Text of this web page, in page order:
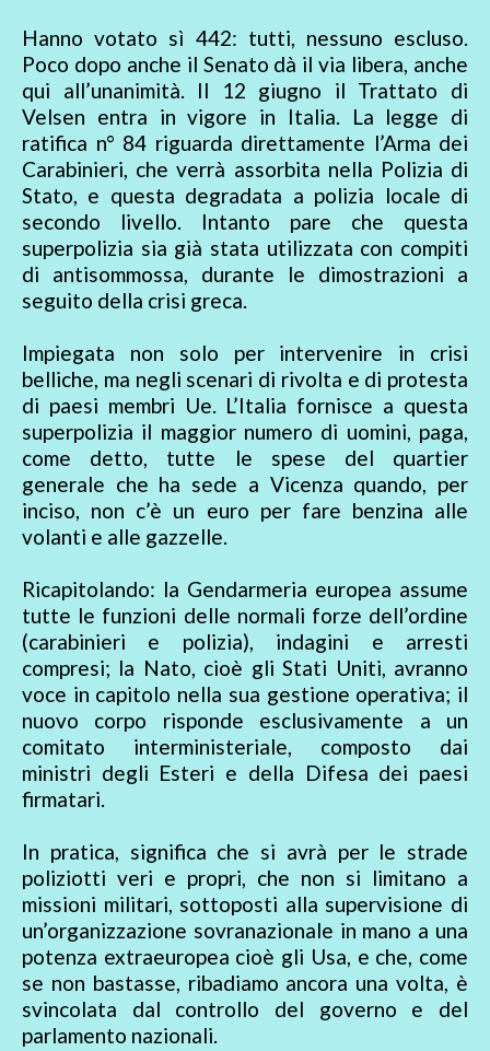
Hanno votato sì 442: tutti, nessuno escluso.
Poco dopo anche il Senato dà il via libera, anche
qui all’unanimità. Il 12 giugno il Trattato di
Velsen entra in vigore in Italia. La legge di
ratifica n° 84 riguarda direttamente l’Arma dei
Carabinieri, che verrà assorbita nella Polizia di
Stato, e questa degradata a polizia locale di
secondo livello. Intanto pare che questa
superpolizia sia già stata utilizzata con compiti
di antisommossa, durante le dimostrazioni a
seguito della crisi greca.
Impiegata non solo per intervenire in crisi
belliche, ma negli scenari di rivolta e di protesta
di paesi membri Ue. L’Italia fornisce a questa
superpolizia il maggior numero di uomini, paga,
come detto, tutte le spese del quartier
generale che ha sede a Vicenza quando, per
inciso, non c’è un euro per fare benzina alle
volanti e alle gazzelle.
Ricapitolando: la Gendarmeria europea assume
tutte le funzioni delle normali forze dell’ordine
(carabinieri e polizia), indagini e arresti
compresi; la Nato, cioè gli Stati Uniti, avranno
voce in capitolo nella sua gestione operativa; il
nuovo corpo risponde esclusivamente a un
comitato interministeriale, composto dai
ministri degli Esteri e della Difesa dei paesi
firmatari.
In pratica, significa che si avrà per le strade
poliziotti veri e propri, che non si limitano a
missioni militari, sottoposti alla supervisione di
un’organizzazione sovranazionale in mano a una
potenza extraeuropea cioè gli Usa, e che, come
se non bastasse, ribadiamo ancora una volta, è
svincolata dal controllo del governo e del
parlamento nazionali.